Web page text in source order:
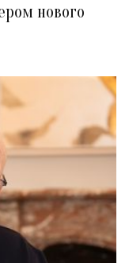
нового